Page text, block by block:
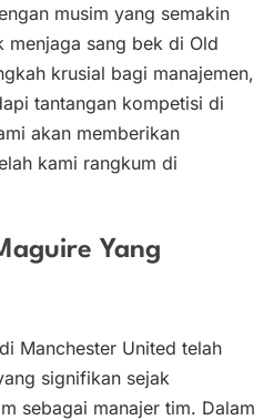
musim yang semakin
menjaga sang bek di Old
krusial bagi manajemen,
tantangan kompetisi di
akan memberikan
kami rangkum di
Yang
Manchester United telah
signifikan sejak
sebagai manajer tim. Dalam